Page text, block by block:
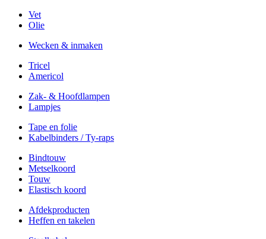
Vet
Olie
Wecken & inmaken
Tricel
Americol
Zak- & Hoofdlampen
Lampjes
Tape en folie
Kabelbinders / Ty-raps
Bindtouw
Metselkoord
Touw
Elastisch koord
Afdekproducten
Heffen en takelen